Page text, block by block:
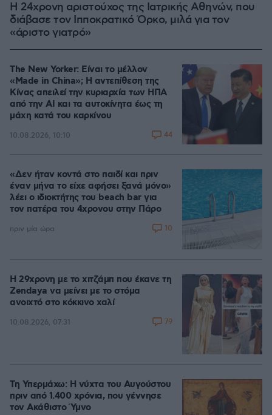
Η 24χρονη αριστούχος της Ιατρικής Αθηνών, που
διάβασε τον Ιπποκρατικό Όρκο, μιλά για τον
«άριστο γιατρό»
The New Yorker: Είναι το μέλλον
«Made in China»; Η αντεπίθεση της
Κίνας απειλεί την κυριαρχία των ΗΠΑ
από την ΑΙ και τα αυτοκίνητα έως τη
μάχη κατά του καρκίνου
10.08.2026, 10:10 44
«Δεν ήταν κοντά στο παιδί και πριν
έναν μήνα το είχε αφήσει ξανά μόνο»
λέει ο ιδιοκτήτης του beach bar για
τον πατέρα του 4χρονου στην Πάρο
πριν μία ώρα 10
Η 29χρονη με το χιτζάμπ που έκανε τη
Zendaya να μείνει με το στόμα
ανοιχτό στο κόκκινο χαλί
10.08.2026, 07:31 79
Τη Υπερμάχω: Η νύχτα του Αυγούστου
πριν από 1.400 χρόνια, που γέννησε
τον Ακάθιστο Ύμνο